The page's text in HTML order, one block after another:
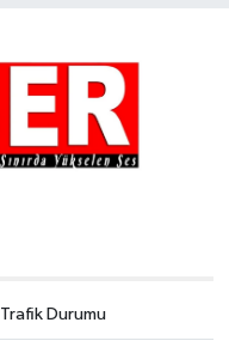
Trafik Durumu